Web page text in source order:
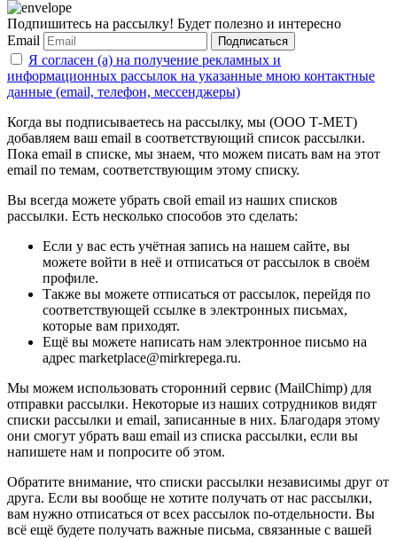
Подпишитесь на рассылку! Будет полезно и интересно
Email
Подписаться
Я согласен (а) на получение рекламных и
информационных рассылок на указанные мною контактные
данные (email, телефон, мессенджеры)
Когда вы подписываетесь на рассылку, мы (ООО Т-МЕТ)
добавляем ваш email в соответствующий список рассылки.
Пока email в списке, мы знаем, что можем писать вам на этот
email по темам, соответствующим этому списку.
Вы всегда можете убрать свой email из наших списков
рассылки. Есть несколько способов это сделать:
Если у вас есть учётная запись на нашем сайте, вы
можете войти в неё и отписаться от рассылок в своём
профиле.
Также вы можете отписаться от рассылок, перейдя по
соответствующей ссылке в электронных письмах,
которые вам приходят.
Ещё вы можете написать нам электронное письмо на
адрес marketplace@mirkrepega.ru.
Мы можем использовать сторонний сервис (MailChimp) для
отправки рассылки. Некоторые из наших сотрудников видят
списки рассылки и email, записанные в них. Благодаря этому
они смогут убрать ваш email из списка рассылки, если вы
напишете нам и попросите об этом.
Обратите внимание, что списки рассылки независимы друг от
друга. Если вы вообще не хотите получать от нас рассылки,
вам нужно отписаться от всех рассылок по-отдельности. Вы
всё ещё будете получать важные письма, связанные с вашей